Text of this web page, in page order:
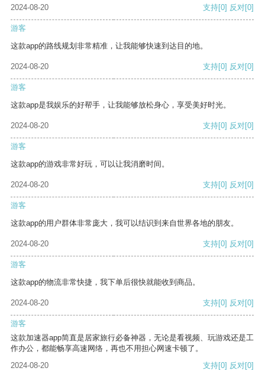
2024-08-20
支持[0] 反对[0]
游客
这款app的路线规划非常精准，让我能够快速到达目的地。
2024-08-20 支持[0] 反对[0]
游客
这款app是我娱乐的好帮手，让我能够放松身心，享受美好时光。
2024-08-20 支持[0] 反对[0]
游客
这款app的游戏非常好玩，可以让我消磨时间。
2024-08-20 支持[0] 反对[0]
游客
这款app的用户群体非常庞大，我可以结识到来自世界各地的朋友。
2024-08-20 支持[0] 反对[0]
游客
这款app的物流非常快捷，我下单后很快就能收到商品。
2024-08-20 支持[0] 反对[0]
游客
这款加速器app简直是居家旅行必备神器，无论是看视频、玩游戏还是工
作办公，都能畅享高速网络，再也不用担心网速卡顿了。
2024-08-20
支持[0] 反对[0]